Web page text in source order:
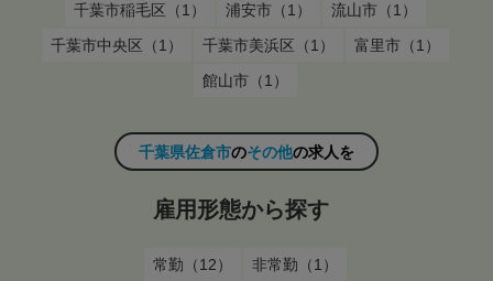
千葉市稲毛区（1）
浦安市（1）
流山市（1）
千葉市中央区（1）
千葉市美浜区（1）
富里市（1）
館山市（1）
千葉県佐倉市のその他の求人を
雇用形態から探す
常勤（12） 非常勤（1）